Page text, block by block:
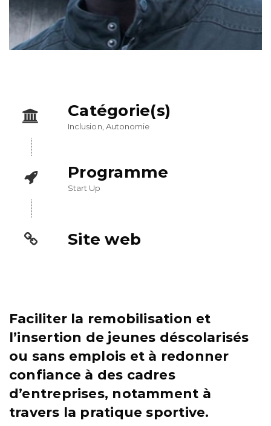
Catégorie(s)
Inclusion, Autonomie
Programme
Start Up
Site web
Faciliter la remobilisation et
l’insertion de jeunes déscolarisés
ou sans emplois et à redonner
confiance à des cadres
d’entreprises, notamment à
travers la pratique sportive.